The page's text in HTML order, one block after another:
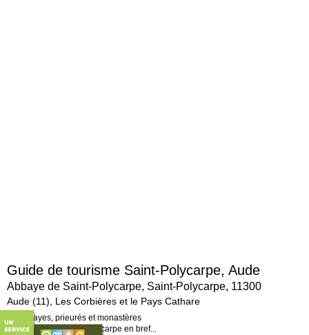
Abbaye de Saint-Polycarpe, Saint-Polycarpe, 11300
Guide de tourisme Saint-Polycarpe, Aude
Aude (11), Les Corbières et le Pays Cathare
L'abbaye de Saint-Polycarpe en bref...